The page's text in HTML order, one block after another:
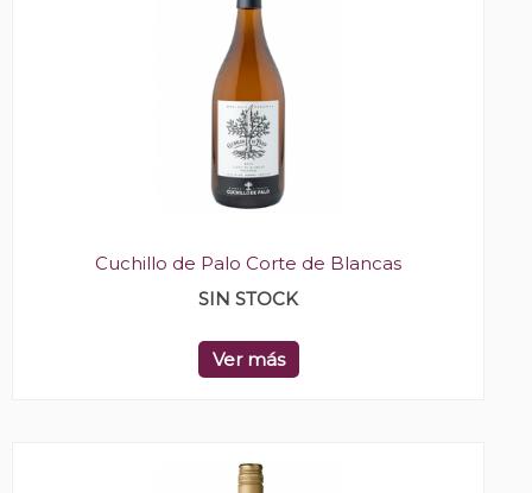
Cuchillo de Palo Corte de Blancas
SIN STOCK
Ver más